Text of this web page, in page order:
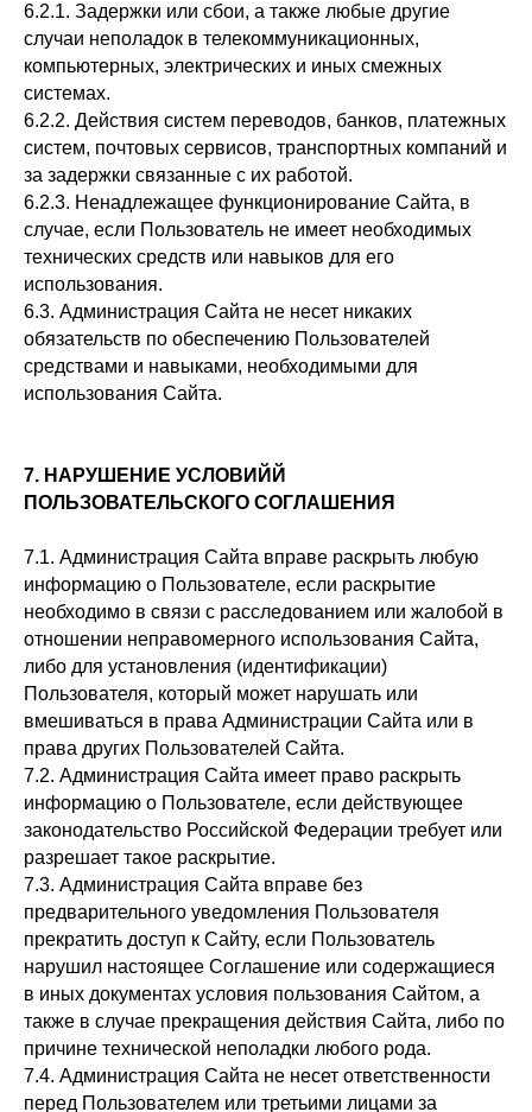
6.2.1. Задержки или сбои, а также любые другие
случаи неполадок в телекоммуникационных,
компьютерных, электрических и иных смежных
системах.
6.2.2. Действия систем переводов, банков, платежных
систем, почтовых сервисов, транспортных компаний и
за задержки связанные с их работой.
6.2.3. Ненадлежащее функционирование Сайта, в
случае, если Пользователь не имеет необходимых
технических средств или навыков для его
использования.
6.3. Администрация Сайта не несет никаких
обязательств по обеспечению Пользователей
средствами и навыками, необходимыми для
использования Сайта.
7. НАРУШЕНИЕ УСЛОВИЙЙ
ПОЛЬЗОВАТЕЛЬСКОГО СОГЛАШЕНИЯ
7.1. Администрация Сайта вправе раскрыть любую
информацию о Пользователе, если раскрытие
необходимо в связи с расследованием или жалобой в
отношении неправомерного использования Сайта,
либо для установления (идентификации)
Пользователя, который может нарушать или
вмешиваться в права Администрации Сайта или в
права других Пользователей Сайта.
7.2. Администрация Сайта имеет право раскрыть
информацию о Пользователе, если действующее
законодательство Российской Федерации требует или
разрешает такое раскрытие.
7.3. Администрация Сайта вправе без
предварительного уведомления Пользователя
прекратить доступ к Сайту, если Пользователь
нарушил настоящее Соглашение или содержащиеся
в иных документах условия пользования Сайтом, а
также в случае прекращения действия Сайта, либо по
причине технической неполадки любого рода.
7.4. Администрация Сайта не несет ответственности
перед Пользователем или третьими лицами за